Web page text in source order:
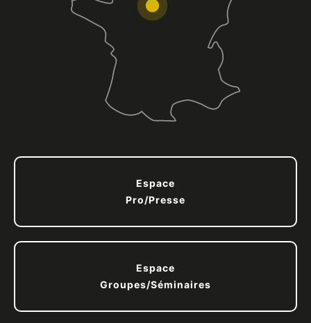
Espace
Pro/Presse
Espace
Groupes/Séminaires